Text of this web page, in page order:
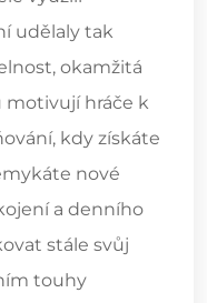
udělaly tak
okamžitá
motivují hráče k
kdy získáte
nové
a denního
stále svůj
touhy